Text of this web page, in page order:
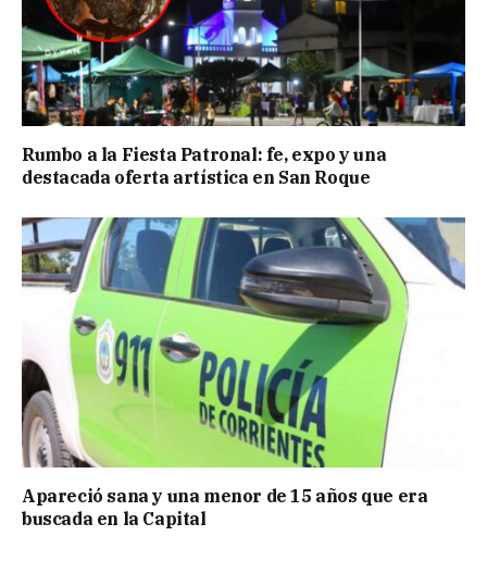
Rumbo a la Fiesta Patronal: fe, expo y una
destacada oferta artística en San Roque
Apareció sana y una menor de 15 años que era
buscada en la Capital